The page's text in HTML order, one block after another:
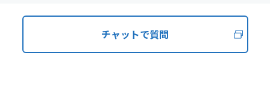
チャットで質問